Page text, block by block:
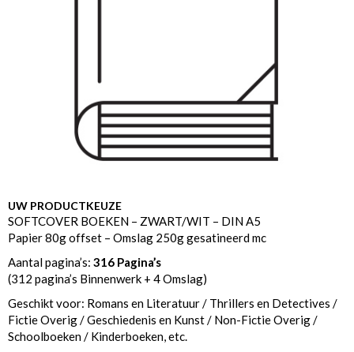
UW PRODUCTKEUZE
SOFTCOVER BOEKEN – ZWART/WIT – DIN A5
Papier 80g offset – Omslag 250g gesatineerd mc
Aantal pagina’s: 316 Pagina’s
(312 pagina’s Binnenwerk + 4 Omslag)
Geschikt voor: Romans en Literatuur / Thrillers en Detectives /
Fictie Overig / Geschiedenis en Kunst / Non-Fictie Overig /
Schoolboeken / Kinderboeken, etc.